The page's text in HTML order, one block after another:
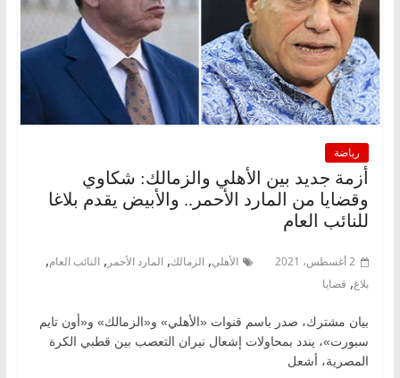
رياضة
أزمة جديد بين الأهلي والزمالك: شكاوي
وقضايا من المارد الأحمر.. والأبيض يقدم بلاغا
للنائب العام
2 أغسطس، 2021 الأهلي, الزمالك, المارد الأحمر , النائب العام,
بلاغ, قضايا
بيان مشترك، صدر باسم قنوات «الأهلي» و«الزمالك» و«أون تايم
سبورت»، يندد بمحاولات إشعال نيران التعصب بين قطبي الكرة
المصرية، أشعل